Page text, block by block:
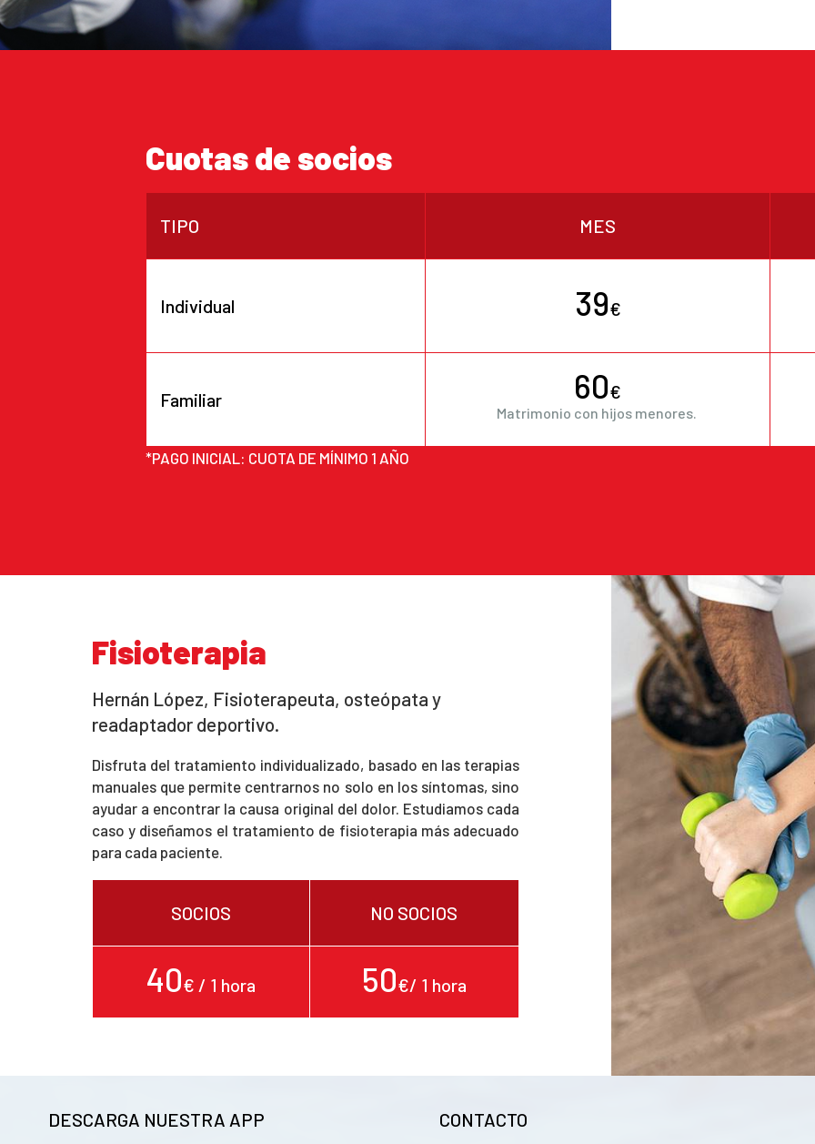
Cuotas de socios
TIPO MES
Individual 39€
Familiar 60€
Matrimonio con hijos menores.
*PAGO INICIAL: CUOTA DE MÍNIMO 1 AÑO
Fisioterapia
Hernán López, Fisioterapeuta, osteópata y
readaptador deportivo.
Disfruta del tratamiento individualizado, basado en las terapias
manuales que permite centrarnos no solo en los síntomas, sino
ayudar a encontrar la causa original del dolor. Estudiamos cada
caso y diseñamos el tratamiento de fisioterapia más adecuado
para cada paciente.
SOCIOS NO SOCIOS
40€ / 1 hora 50€/ 1 hora
DESCARGA NUESTRA APP CONTACTO